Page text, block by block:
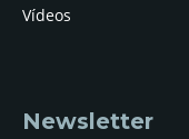
Vídeos
Newsletter